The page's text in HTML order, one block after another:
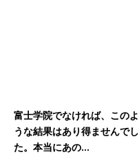
富士学院でなければ、このよ
うな結果はあり得ませんでし
た。本当にあの…